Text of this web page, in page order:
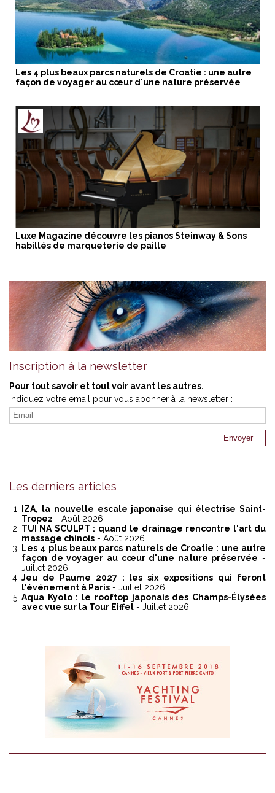
Les 4 plus beaux parcs naturels de Croatie : une autre
façon de voyager au cœur d'une nature préservée
Luxe Magazine découvre les pianos Steinway & Sons
habillés de marqueterie de paille
Inscription à la newsletter
Pour tout savoir et tout voir avant les autres.
Indiquez votre email pour vous abonner à la newsletter :
Les derniers articles
IZA, la nouvelle escale japonaise qui électrise Saint-
Tropez - Août 2026
TUI NA SCULPT : quand le drainage rencontre l'art du
massage chinois - Août 2026
Les 4 plus beaux parcs naturels de Croatie : une autre
façon de voyager au cœur d'une nature préservée -
Juillet 2026
Jeu de Paume 2027 : les six expositions qui feront
l'événement à Paris - Juillet 2026
Aqua Kyoto : le rooftop japonais des Champs-Élysées
avec vue sur la Tour Eiffel - Juillet 2026